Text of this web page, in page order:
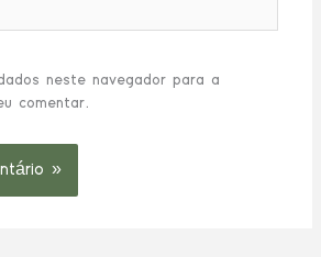
neste navegador para a
comentar.